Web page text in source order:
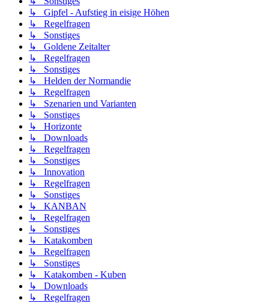
↳ Gipfel - Aufstieg in eisige Höhen
↳ Regelfragen
↳ Sonstiges
↳ Goldene Zeitalter
↳ Regelfragen
↳ Sonstiges
↳ Helden der Normandie
↳ Regelfragen
↳ Szenarien und Varianten
↳ Sonstiges
↳ Horizonte
↳ Downloads
↳ Regelfragen
↳ Sonstiges
↳ Innovation
↳ Regelfragen
↳ Sonstiges
↳ KANBAN
↳ Regelfragen
↳ Sonstiges
↳ Katakomben
↳ Regelfragen
↳ Sonstiges
↳ Katakomben - Kuben
↳ Downloads
↳ Regelfragen